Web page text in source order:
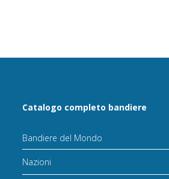
Catalogo completo bandiere
Bandiere del Mondo
Nazioni